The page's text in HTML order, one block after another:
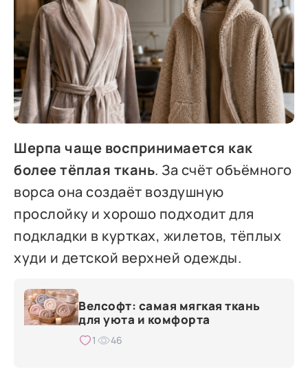
Шерпа чаще воспринимается как
более тёплая ткань. За счёт объёмного
ворса она создаёт воздушную
прослойку и хорошо подходит для
подкладки в куртках, жилетов, тёплых
худи и детской верхней одежды.
Велсофт: самая мягкая ткань
для уюта и комфорта
1 46